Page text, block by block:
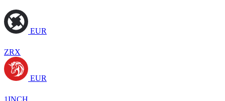
EUR
ZRX
EUR
1INCH